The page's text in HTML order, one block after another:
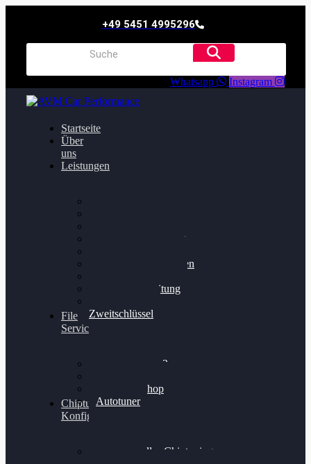
+49 5451 4995296
Whatsapp Instagram
Startseite
Über
uns
Leistungen
Getriebeoptimierung
Bremsscheiben planen
Felgenaufbereitung
Zweitschlüssel
File
Service
Alientech Kess3
Alientech Shop
Autotuner
Chiptuning
Konfigurator
Professionelles Chiptuning